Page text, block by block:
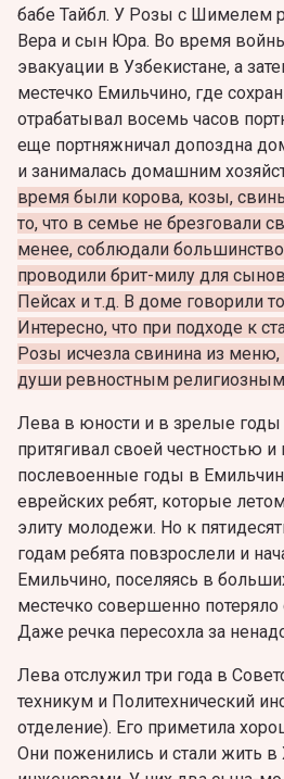
бабе Тайбл. У Розы с Шимелем
Вера и сын Юра. Во время
эвакуации в Узбекистане, а
местечко Емильчино, где
отрабатывал восемь часов
еще портняжничал допоздна
и занималась домашним
время были корова, козы,
то, что в семье не брезговали
менее, соблюдали
проводили брит-милу для
Пейсах и т.д. В доме говорили
Интересно, что при подходе к
Розы исчезла свинина из
души ревностным
Лева в юности и в зрелые годы
притягивал своей честностью и
послевоенные годы в
еврейских ребят, которые
элиту молодежи. Но к
годам ребята повзрослели и
Емильчино, поселяясь в
местечко совершенно
Даже речка пересохла за
Лева отслужил три года в
техникум и Политехнический
отделение). Его приметила
Они поженились и стали жить в